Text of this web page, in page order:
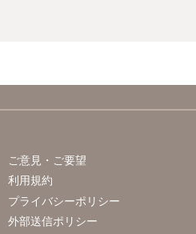
ご意見・ご要望
利用規約
プライバシーポリシー
外部送信ポリシー